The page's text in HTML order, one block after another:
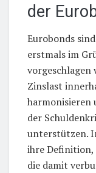
der
Eurobonds
erstmals im
vorgeschlagen
Zinslast
harmonisieren
der
unterstützen.
ihre Definition,
die damit